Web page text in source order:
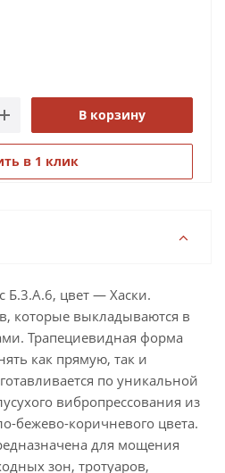
В корзину
в 1 клик
Б.3.А.6, цвет — Хаски.
которые выкладываются в
Трапециевидная форма
как прямую, так и
по уникальной
вибропрессования из
бежево-коричневого цвета.
для мощения
зон, тротуаров,